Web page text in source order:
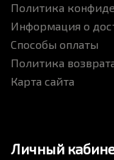
Политика
Информация о
Способы оплаты
Политика
Карта сайта
Личный